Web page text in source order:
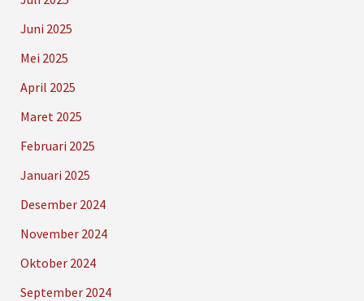
Juni 2025
Mei 2025
April 2025
Maret 2025
Februari 2025
Januari 2025
Desember 2024
November 2024
Oktober 2024
September 2024